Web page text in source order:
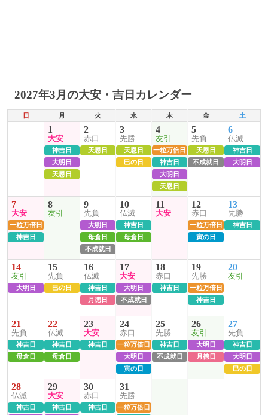
2027年3月の大安・吉日カレンダー
日 月 火 水 木 金 土
1
大安
神吉日
大明日
天恩日
2
赤口
天恩日
3
先勝
天恩日
巳の日
4
友引
一粒万倍日
神吉日
大明日
天恩日
5
先負
天恩日
不成就日
6
仏滅
神吉日
大明日
7
大安
一粒万倍日
神吉日
8
友引
9
先負
大明日
母倉日
不成就日
10
仏滅
神吉日
母倉日
11
大安
12
赤口
一粒万倍日
寅の日
13
先勝
神吉日
14
友引
大明日
15
先負
巳の日
16
仏滅
神吉日
月徳日
17
大安
大明日
不成就日
18
赤口
神吉日
19
先勝
一粒万倍日
神吉日
20
友引
21
先負
神吉日
母倉日
22
仏滅
神吉日
母倉日
23
大安
神吉日
24
赤口
一粒万倍日
大明日
寅の日
25
先勝
神吉日
不成就日
26
友引
大明日
月徳日
27
先負
神吉日
大明日
巳の日
28
仏滅
神吉日
29
大安
神吉日
30
赤口
神吉日
31
先勝
一粒万倍日